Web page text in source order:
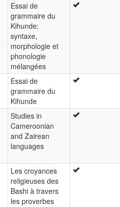
Essai de
grammaire du
Kihunde:
syntaxe,
morphologie et
phonologie
mélangées
Essai de
grammaire du
Kihunde
Studies in
Cameroonian
and Zairean
languages
Les croyances
religieuses des
Bashi à travers
les proverbes